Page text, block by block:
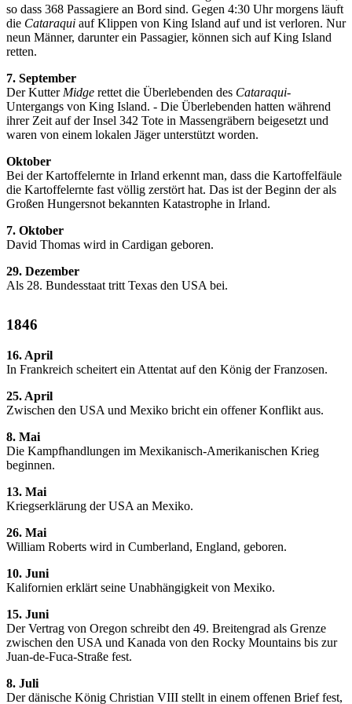
so dass 368 Passagiere an Bord sind. Gegen 4:30 Uhr morgens läuft
die Cataraqui auf Klippen von King Island auf und ist verloren. Nur
neun Männer, darunter ein Passagier, können sich auf King Island
retten.
7. September
Der Kutter Midge rettet die Überlebenden des Cataraqui-
Untergangs von King Island. - Die Überlebenden hatten während
ihrer Zeit auf der Insel 342 Tote in Massengräbern beigesetzt und
waren von einem lokalen Jäger unterstützt worden.
Oktober
Bei der Kartoffelernte in Irland erkennt man, dass die Kartoffelfäule
die Kartoffelernte fast völlig zerstört hat. Das ist der Beginn der als
Großen Hungersnot bekannten Katastrophe in Irland.
7. Oktober
David Thomas wird in Cardigan geboren.
29. Dezember
Als 28. Bundesstaat tritt Texas den USA bei.
1846
16. April
In Frankreich scheitert ein Attentat auf den König der Franzosen.
25. April
Zwischen den USA und Mexiko bricht ein offener Konflikt aus.
8. Mai
Die Kampfhandlungen im Mexikanisch-Amerikanischen Krieg
beginnen.
13. Mai
Kriegserklärung der USA an Mexiko.
26. Mai
William Roberts wird in Cumberland, England, geboren.
10. Juni
Kalifornien erklärt seine Unabhängigkeit von Mexiko.
15. Juni
Der Vertrag von Oregon schreibt den 49. Breitengrad als Grenze
zwischen den USA und Kanada von den Rocky Mountains bis zur
Juan-de-Fuca-Straße fest.
8. Juli
Der dänische König Christian VIII stellt in einem offenen Brief fest,